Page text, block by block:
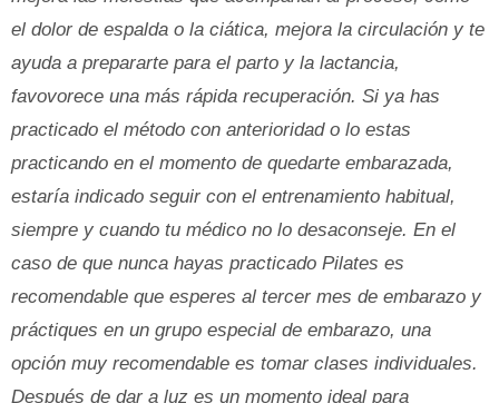
el dolor de espalda o la ciática, mejora la circulación y te
ayuda a prepararte para el parto y la lactancia,
favovorece una más rápida recuperación. Si ya has
practicado el método con anterioridad o lo estas
practicando en el momento de quedarte embarazada,
estaría indicado seguir con el entrenamiento habitual,
siempre y cuando tu médico no lo desaconseje. En el
caso de que nunca hayas practicado Pilates es
recomendable que esperes al tercer mes de embarazo y
práctiques en un grupo especial de embarazo, una
opción muy recomendable es tomar clases individuales.
Después de dar a luz es un momento ideal para